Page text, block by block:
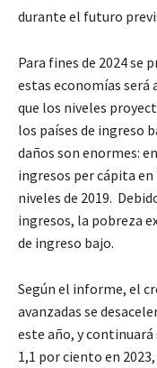
durante el futuro
Para fines de 2024 se
estas economías será
que los niveles
los países de ingreso
daños son enormes:
ingresos per cápita
niveles de 2019.
ingresos, la pobreza
de ingreso bajo.
Según el informe, el
avanzadas se
este año, y continuará
1,1 por ciento en